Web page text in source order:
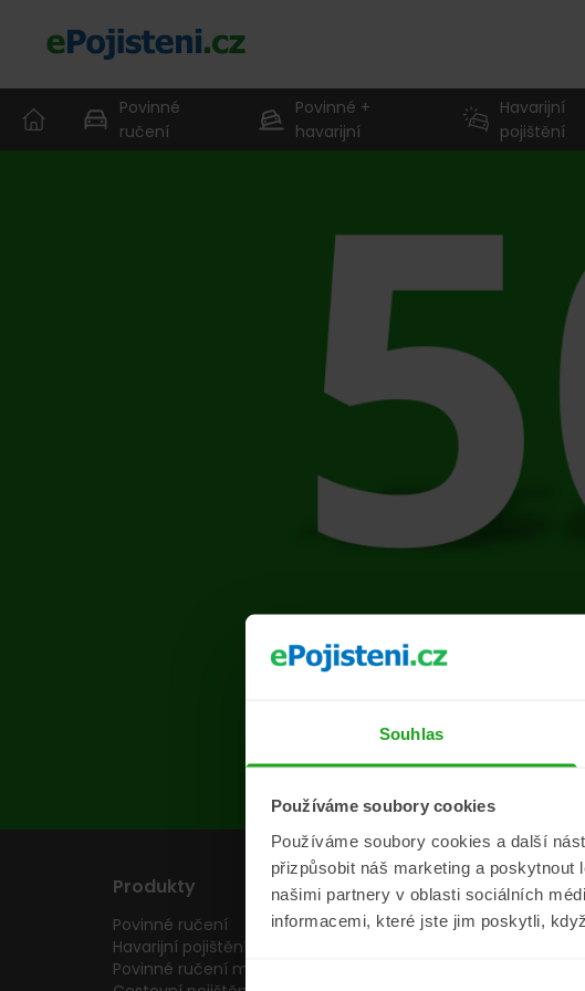
Souhlas
Používáme soubory cookies
Používáme soubory cookies a další
přizpůsobit náš marketing a
našimi partnery v oblasti sociálních
informacemi, které jste jim poskytli,
Povinné
ručení
Povinné +
havarijní
Havarijní
pojištění
Na
Produkty
Povinné ručení
Havarijní pojištění
Povinné ručení motocyklu
Pojišťovny
Pojišťovny